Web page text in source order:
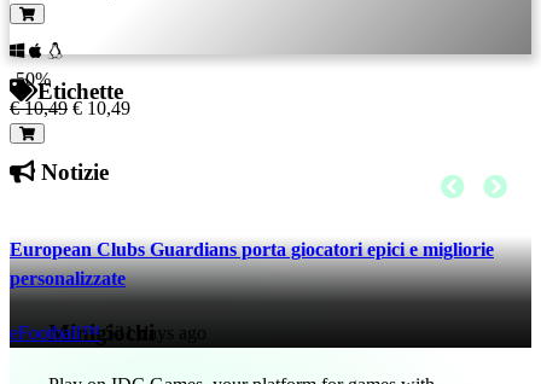
-50%
€ 10,49 € 10,49
Etichette
Notizie
European Clubs Guardians porta giocatori epici e migliorie
personalizzate
eFootball™ 521 days ago
Minigiochi